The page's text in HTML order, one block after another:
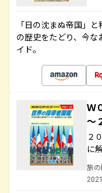
「日の沈まぬ帝国」
の歴史をたどり、今
イド。
Ｗ
～
２
に
旅